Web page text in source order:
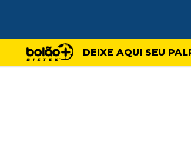
DEIXE AQUI SEU